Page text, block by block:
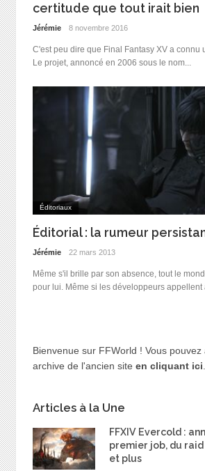
certitude que tout irait bien
Jérémie 8 novembre 2016
C'est peu dire que Final Fantasy XV a connu
Le projet, annoncé en 2006 sous le nom...
Éditoriaux
Éditorial : la rumeur
Jérémie 22 mars 2013
Même s'il brille par son absence, tout le
pour lui. Même si les développeurs appellent
Bienvenue sur FFWorld ! Vous pouvez
archive de l'ancien site en cliquant ici.
Articles à la Une
FFXIV Evercold :
premier job, du raid
et plus